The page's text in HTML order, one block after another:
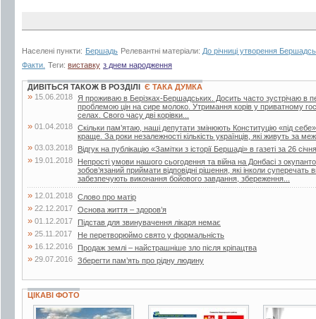
Населені пункти: Бершадь Релевантні матеріали: До річниці утворення
Факти. Теги: виставку з днем народження
ДИВІТЬСЯ ТАКОЖ В РОЗДІЛІ Є ТАКА ДУМКА
» 15.06.2018
Я проживаю в Берізках-Бершадських. Досить часто зустрічаю в
проблемою цін на сире молоко. Утримання корів у приватному
селах. Свого часу дві корівки...
» 01.04.2018 Скільки пам’ятаю, наші депутати змінюють Конституцію «під
краще. За роки незалежності кількість українців, які живуть за
» 03.03.2018 Відгук на публікацію «Замітки з історії Бершаді» в газеті за 26
» 19.01.2018
Непрості умови нашого сьогодення та війна на Донбасі з
зобов’язаний приймати відповідні рішення, які інколи
забезпечують виконання бойового завдання, збереження...
» 12.01.2018 Слово про матір
» 22.12.2017 Основа життя – здоров’я
» 01.12.2017 Підстав для звинувачення лікаря немає
» 25.11.2017 Не перетворюймо свято у формальність
» 16.12.2016 Продаж землі – найстрашніше зло після кріпацтва
» 29.07.2016 Зберегти пам’ять про рідну людину
ЦІКАВІ ФОТО
4 фото 7 фото 2 фото